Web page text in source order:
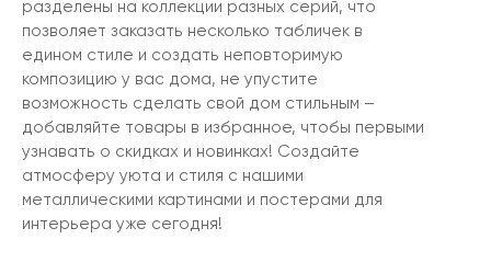
разделены на коллекции разных серий, что
позволяет заказать несколько табличек в
едином стиле и создать неповторимую
композицию у вас дома, не упустите
возможность сделать свой дом стильным –
добавляйте товары в избранное, чтобы первыми
узнавать о скидках и новинках! Создайте
атмосферу уюта и стиля с нашими
металлическими картинами и постерами для
интерьера уже сегодня!